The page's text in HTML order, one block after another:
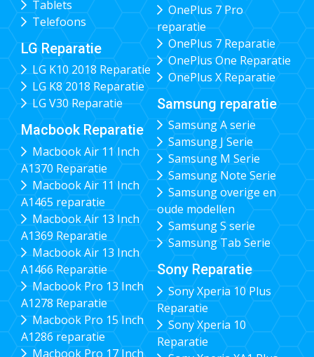
Tablets
Telefoons
LG Reparatie
LG K10 2018 Reparatie
LG K8 2018 Reparatie
LG V30 Reparatie
Macbook Reparatie
Macbook Air 11 Inch
A1370 Reparatie
Macbook Air 11 Inch
A1465 reparatie
Macbook Air 13 Inch
A1369 Reparatie
Macbook Air 13 Inch
A1466 Reparatie
Macbook Pro 13 Inch
A1278 Reparatie
Macbook Pro 15 Inch
A1286 reparatie
Macbook Pro 17 Inch
OnePlus 7 Pro
reparatie
OnePlus 7 Reparatie
OnePlus One Reparatie
OnePlus X Reparatie
Samsung reparatie
Samsung A serie
Samsung J Serie
Samsung M Serie
Samsung Note Serie
Samsung overige en
oude modellen
Samsung S serie
Samsung Tab Serie
Sony Reparatie
Sony Xperia 10 Plus
Reparatie
Sony Xperia 10
Reparatie